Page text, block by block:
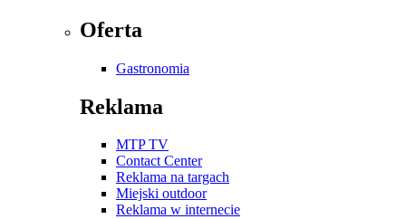
Oferta
Gastronomia
Reklama
MTP TV
Contact Center
Reklama na targach
Miejski outdoor
Reklama w internecie